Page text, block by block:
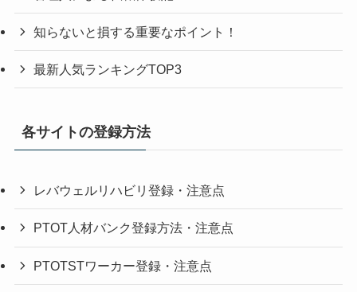
知らないと損する重要なポイント！
最新人気ランキングTOP3
各サイトの登録方法
レバウェルリハビリ登録・注意点
PTOT人材バンク登録方法・注意点
PTOTSTワーカー登録・注意点